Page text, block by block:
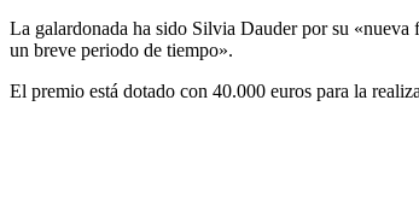
La galardonada ha sido Silvia Dauder por su «nueva
un breve periodo de tiempo».
El premio está dotado con 40.000 euros para la